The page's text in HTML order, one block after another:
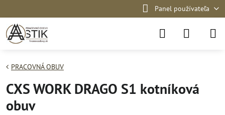
Panel používateľa
PRACOVNÁ OBUV
CXS WORK DRAGO S1 kotníková
obuv